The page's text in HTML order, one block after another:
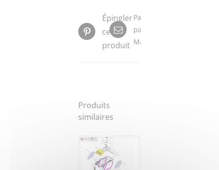
Épingler
ce
produit
Partager
par
Mail
Produits
similaires